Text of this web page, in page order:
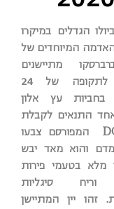
הגדלים במיקרו
המיוחדים של
מתיישנים
לפחות לתקופה של 24
עץ אלון
התנאים לקבלת
המפורסםצבעו
והוא מאד יבש
בטעמי פירות
וריח סיגליות
זהו יין המתיישן